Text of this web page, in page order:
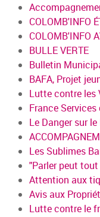
COLOMB'INFO
COLOMB'INFO
BULLE VERTE
Bulletin
BAFA, Projet
Lutte contre les
France
Le Danger sur
Les Sublimes
"Parler peut
Attention aux
Avis aux
Lutte contre le